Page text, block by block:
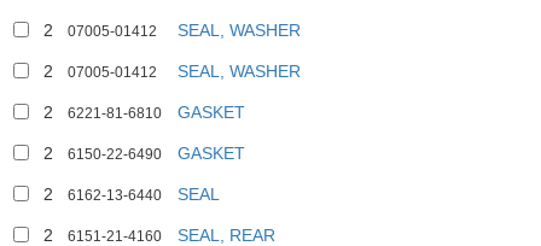
2 07005-01412 SEAL, WASHER
2 07005-01412 SEAL, WASHER
2 6221-81-6810 GASKET
2 6150-22-6490 GASKET
2 6162-13-6440 SEAL
2 6151-21-4160 SEAL, REAR